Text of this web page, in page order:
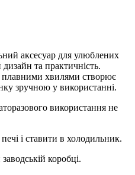
аксесуар для улюблених
та практичність.
плавними хвилями створює
зручною у використанні.
використання не
і ставити в холодильник.
коробці.